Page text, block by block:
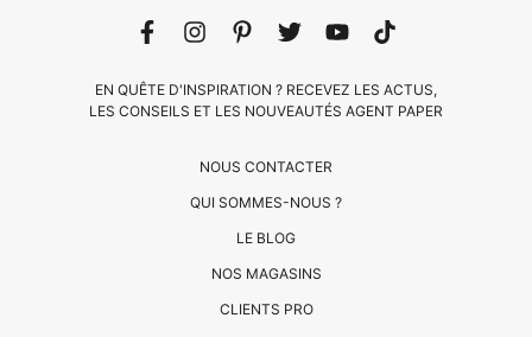
NOUS CONTACTER
QUI SOMMES-NOUS ?
LE BLOG
NOS MAGASINS
CLIENTS PRO
EN QUÊTE D'INSPIRATION ? RECEVEZ LES ACTUS,
LES CONSEILS ET LES NOUVEAUTÉS AGENT PAPER